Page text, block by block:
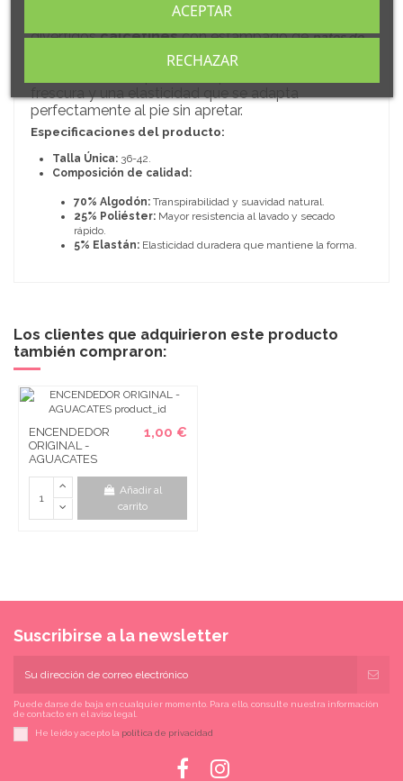
¡Dale un toque original a tu outfit diario con estos
divertidoscalcetinescon estampado depatos de
frescura y una elasticidad que se adapta
perfectamente al pie sin apretar.
Especificaciones del producto:
Talla Única: 36-42.
Composición de calidad:
70% Algodón: Transpirabilidad y suavidad natural.
25% Poliéster: Mayor resistencia al lavado y secado
rápido.
5% Elastán: Elasticidad duradera que mantiene la forma.
Los clientes que adquirieron este producto
también compraron:
ENCENDEDOR
ORIGINAL -
AGUACATES
1,00 €
Añadir al
carrito
Suscribirse a la newsletter
Puede darse de baja en cualquier momento. Para ello, consulte nuestra información
de contacto en el aviso legal.
He leído y acepto la política de privacidad
RECHAZAR
ACEPTAR